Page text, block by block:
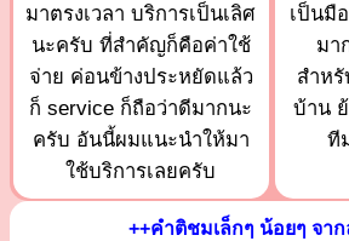
มาตรงเวลา บริการเป็นเลิศ
นะครับ ที่สำคัญก็คือค่าใช้
จ่าย ค่อนข้างประหยัดแล้ว
ก็ service ก็ถือว่าดีมากนะ
ครับ อันนี้ผมแนะนำให้มา
ใช้บริการเลยครับ
เป็นมื
มา
สำห
บ้าน
ที
++คำติชมเล็กๆ น้อยๆ จา